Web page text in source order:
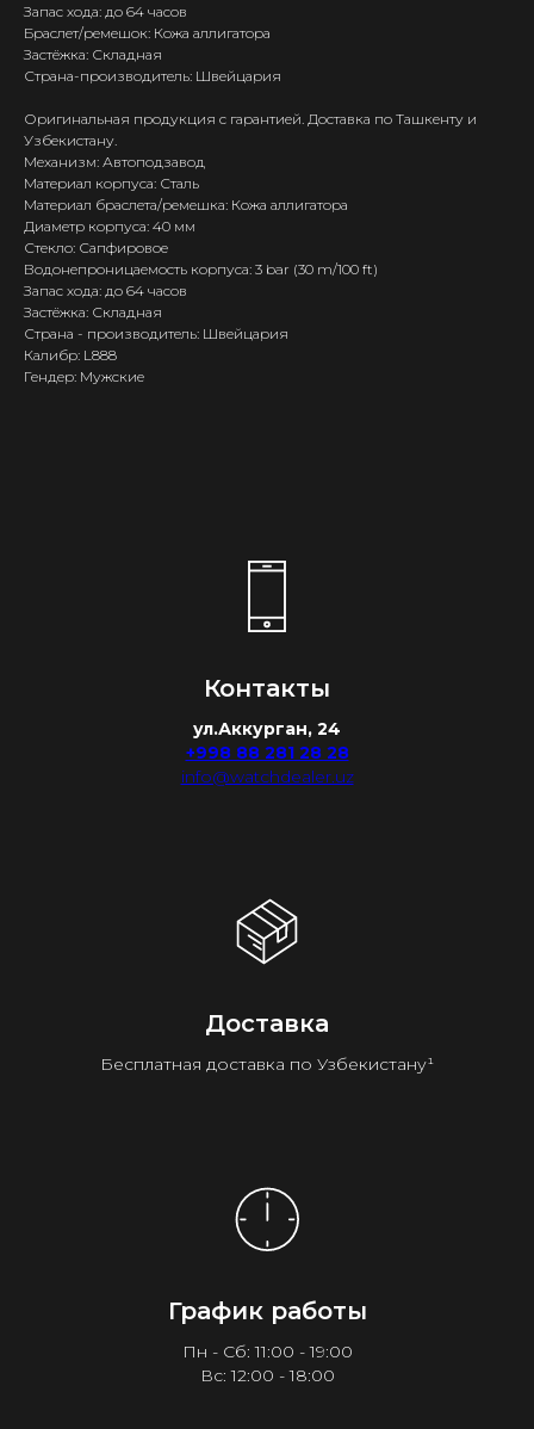
Запас хода: до 64 часов
Браслет/ремешок: Кожа аллигатора
Застёжка: Складная
Страна-производитель: Швейцария
Оригинальная продукция с гарантией. Доставка по Ташкенту и
Узбекистану.
Механизм: Автоподзавод
Материал корпуса: Сталь
Материал браслета/ремешка: Кожа аллигатора
Диаметр корпуса: 40 мм
Стекло: Сапфировое
Водонепроницаемость корпуса: 3 bar (30 m/100 ft)
Запас хода: до 64 часов
Застёжка: Складная
Страна - производитель: Швейцария
Калибр: L888
Гендер: Мужские
Контакты
ул.Аккурган, 24
+998 88 281 28 28
info@watchdealer.uz
Доставка
Бесплатная доставка по Узбекистану¹
График работы
Пн - Сб: 11:00 - 19:00
Вс: 12:00 - 18:00